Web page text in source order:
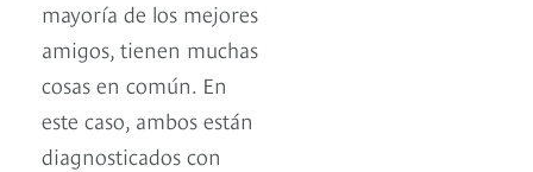
mayoría de los mejores
amigos, tienen muchas
cosas en común. En
este caso, ambos están
diagnosticados con